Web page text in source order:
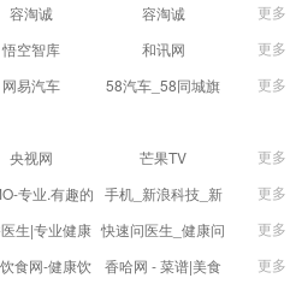
容淘诚 容淘诚
更多
悟空智库 和讯网
更多
网易汽车
58汽车_58同城旗
更多
央视网 芒果TV
更多
专业.有趣的
技新媒体
手机_新浪科技_新
浪网
更多
生|专业健康
方式平台
快速问医生_健康问
题免费在线咨询专
更多
食网-健康饮
香哈网 - 菜谱|美食
更多